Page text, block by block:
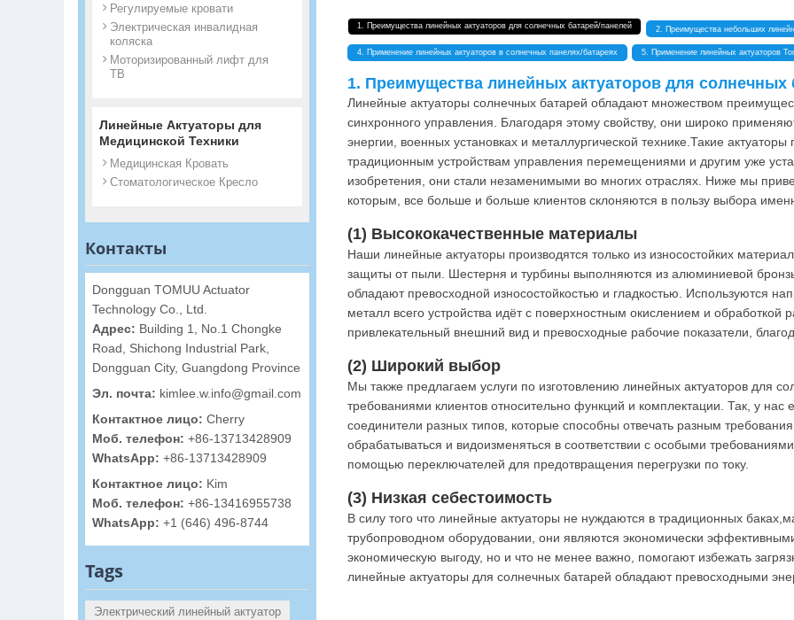
1. Преимущества линейных актуаторов для солнечных батарей/панелей 2. Преимущества небольших
4. Применение линейных актуаторов в солнечных панелях/батареях 5. Применение линейных актуаторов
1. Преимущества линейных актуаторов для солнечных
Линейные актуаторы солнечных батарей обладают множеством
синхронного управления. Благодаря этому свойству, они широко
энергии, военных установках и металлургической технике.Такие
традиционным устройствам управления перемещениями и другим уже
изобретения, они стали незаменимыми во многих отраслях. Ниже мы
которым, все больше и больше клиентов склоняются в пользу выбора
(1) Высококачественные материалы
Наши линейные актуаторы производятся только из износостойких
защиты от пыли. Шестерня и турбины выполняются из алюминиевой
обладают превосходной износостойкостью и гладкостью. Используются
металл всего устройства идёт с поверхностным окислением и
привлекательный внешний вид и превосходные рабочие показатели,
(2) Широкий выбор
Мы также предлагаем услуги по изготовлению линейных актуаторов для
требованиями клиентов относительно функций и комплектации. Так, у
соединители разных типов, которые способны отвечать разным
обрабатываться и видоизменяться в соответствии с особыми
помощью переключателей для предотвращения перегрузки по току.
(3) Низкая себестоимость
В силу того что линейные актуаторы не нуждаются в традиционных
трубопроводном оборудовании, они являются экономически
экономическую выгоду, но и что не менее важно, помогают избежать
линейные актуаторы для солнечных батарей обладают превосходными
Регулируемые кровати
Электрическая инвалидная
коляска
Моторизированный лифт для
ТВ
Линейные Актуаторы для
Медицинской Техники
Медицинская Кровать
Стоматологическое Кресло
Контакты
Dongguan TOMUU Actuator
Technology Co., Ltd.
Адрес: Building 1, No.1 Chongke
Road, Shichong Industrial Park,
Dongguan City, Guangdong Province
Эл. почта: kimlee.w.info@gmail.com
Контактное лицо: Cherry
Моб. телефон: +86-13713428909
WhatsApp: +86-13713428909
Контактное лицо: Kim
Моб. телефон: +86-13416955738
WhatsApp: +1 (646) 496-8744
Tags
Электрический линейный актуатор